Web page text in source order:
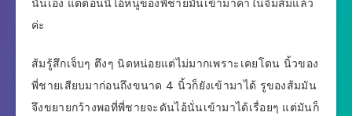
นั่นเอง แต่ตอนนี้ไอ้หนูของพี่ชายมันเข้ามาคาในจิ๋มส้มแล้ว
ค่ะ
ส้มรู้สึกเจ็บๆ ตึงๆ นิดหน่อยแต่ไม่มากเพราะเคยโดน นิ้วของ
พี่ชายเสียบมาก่อนถึงขนาด 4 นิ้วก็ยังเข้ามาได้ รูของส้มมัน
จึงขยายกว้างพอที่พี่ชายจะดันไอ้นั่นเข้ามาได้เรื่อยๆ แต่มันก็